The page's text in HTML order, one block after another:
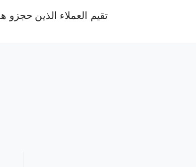
تقيم العملاء الذين حجزو